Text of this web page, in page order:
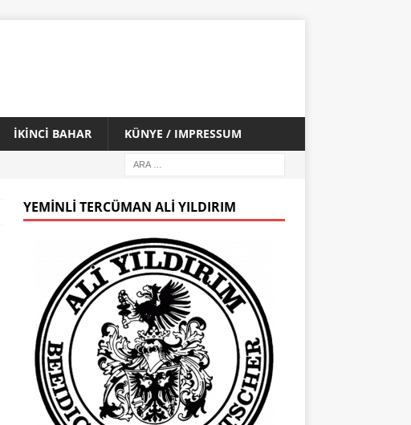
İKİNCİ BAHAR KÜNYE / IMPRESSUM
YEMINLI TERCÜMAN ALI YILDIRIM